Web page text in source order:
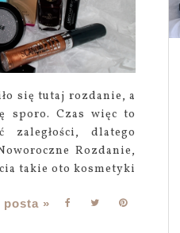
się tutaj rozdanie, a
sporo. Czas więc to
dlatego
Rozdanie,
takie oto kosmetyki
posta »